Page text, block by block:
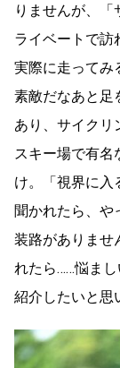
りませんが、
ライベートで訪
実際に走ってみ
素敵だなあと足
あり、サイクリ
スキー場で有名
け。「視界に入
聞かれたら、や
装路がありませ
れたら……悩ま
紹介したいと思